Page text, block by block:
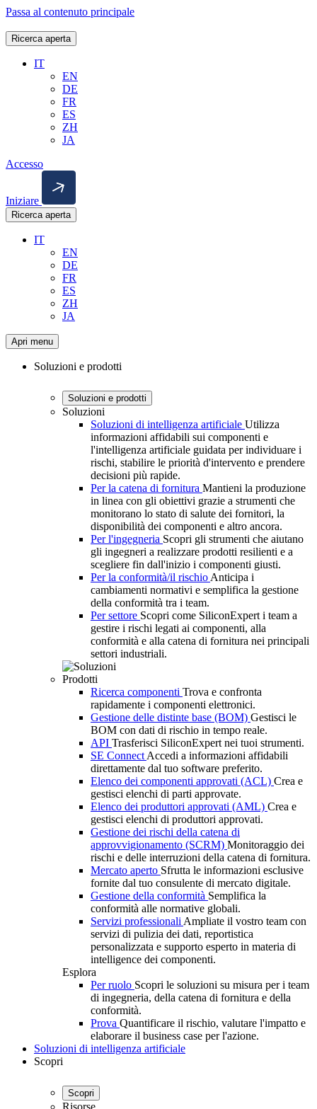
Passa al contenuto principale
Ricerca aperta
IT
EN
DE
FR
ES
ZH
JA
Accesso
Iniziare
Ricerca aperta
IT
EN
DE
FR
ES
ZH
JA
Apri menu
Soluzioni e prodotti
Soluzioni e prodotti
Soluzioni
Soluzioni di intelligenza artificiale Utilizza
informazioni affidabili sui componenti e
l'intelligenza artificiale guidata per individuare i
rischi, stabilire le priorità d'intervento e prendere
decisioni più rapide.
Per la catena di fornitura Mantieni la produzione
in linea con gli obiettivi grazie a strumenti che
monitorano lo stato di salute dei fornitori, la
disponibilità dei componenti e altro ancora.
Per l'ingegneria Scopri gli strumenti che aiutano
gli ingegneri a realizzare prodotti resilienti e a
scegliere fin dall'inizio i componenti giusti.
Per la conformità/il rischio Anticipa i
cambiamenti normativi e semplifica la gestione
della conformità tra i team.
Per settore Scopri come SiliconExpert i team a
gestire i rischi legati ai componenti, alla
conformità e alla catena di fornitura nei principali
settori industriali.
Prodotti
Ricerca componenti Trova e confronta
rapidamente i componenti elettronici.
Gestione delle distinte base (BOM) Gestisci le
BOM con dati di rischio in tempo reale.
API Trasferisci SiliconExpert nei tuoi strumenti.
SE Connect Accedi a informazioni affidabili
direttamente dal tuo software preferito.
Elenco dei componenti approvati (ACL) Crea e
gestisci elenchi di parti approvate.
Elenco dei produttori approvati (AML) Crea e
gestisci elenchi di produttori approvati.
Gestione dei rischi della catena di
approvvigionamento (SCRM) Monitoraggio dei
rischi e delle interruzioni della catena di fornitura.
Mercato aperto Sfrutta le informazioni esclusive
fornite dal tuo consulente di mercato digitale.
Gestione della conformità Semplifica la
conformità alle normative globali.
Servizi professionali Ampliate il vostro team con
servizi di pulizia dei dati, reportistica
personalizzata e supporto esperto in materia di
intelligence dei componenti.
Esplora
Per ruolo Scopri le soluzioni su misura per i team
di ingegneria, della catena di fornitura e della
conformità.
Prova Quantificare il rischio, valutare l'impatto e
elaborare il business case per l'azione.
Soluzioni di intelligenza artificiale
Scopri
Scopri
Risorse